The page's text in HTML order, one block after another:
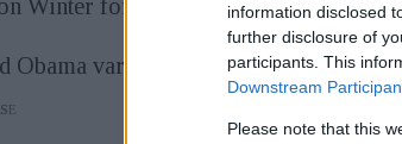
information disclosed
further disclosure of
participants. This
Downstream
Please note that this
Winter för sin egen tidning.
Obama var mycket av historien